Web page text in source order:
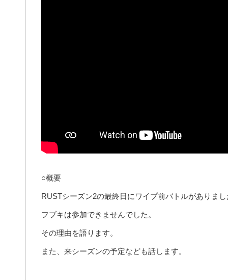
○概要
RUSTシーズン2の最終日にワイプ前バトルがありま
フブキは参加できませんでした。
その理由を語ります。
また、来シーズンの予定なども話します。